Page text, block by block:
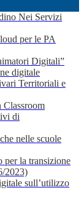
Nei Servizi
per le PA
Digitali”
digitale
Territoriali e
Classroom
di
nelle scuole
per la transizione
2023)
sull’utilizzo